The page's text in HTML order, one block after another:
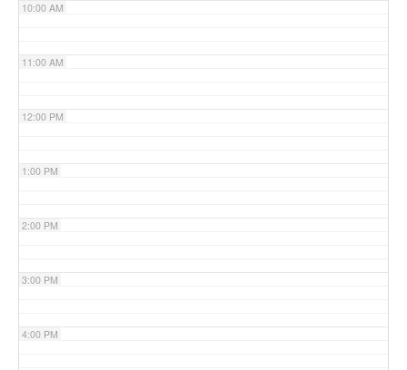
10:00 AM
11:00 AM
12:00 PM
1:00 PM
2:00 PM
3:00 PM
4:00 PM